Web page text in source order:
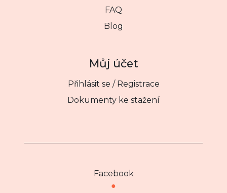
FAQ
Blog
Můj účet
Přihlásit se / Registrace
Dokumenty ke stažení
Facebook
●